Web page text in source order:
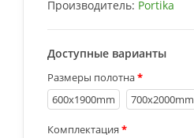
Производитель: Portika
Доступные варианты
Размеры полотна
600х1900mm
700х2000mm
Комплектация